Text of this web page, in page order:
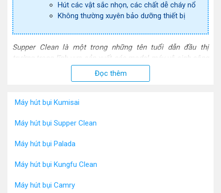
Hút các vật sắc nhọn, các chất dễ cháy nổ
Không thường xuyên bảo dưỡng thiết bị
Supper Clean là một trong những tên tuổi dẫn đầu thị
trường trong lĩnh vực sản xuất các model máy vệ sinh công
nghiệp như máy hút bụi, máy chà sàn. Điều gì đã khiến các
sản phẩm của Supper Clean dành được nhiều sự quan tâm
bạn tháo gỡ những thắc mắc về
Những ưu thế vượt trội khiến Supper Clean dẫn đầu
Mặc dù là cái tên mới nổi so với các ông lớn khác song
Supper Clean đã tạo cho mình được chỗ đứng vững chắc.
Các sản phẩm
máy hút bụi công nghiệp
đều được người tiêu dùng và các chuyên gia đánh giá cao.
Đọc thêm
Máy hút bụi Kumisai
Máy hút bụi Supper Clean
Máy hút bụi Palada
Máy hút bụi Kungfu Clean
Máy hút bụi Camry